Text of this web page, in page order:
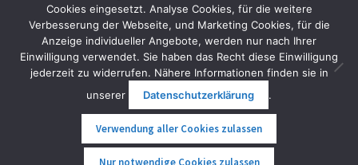
© FunShop Wien - Hochqualitative Elektromobilität 2026
Datenschutzerklärung
Erstellt mit WooCommerce
Cookies eingesetzt. Analyse Cookies, für die weitere
Verbesserung der Webseite, und Marketing Cookies, für die
Anzeige individueller Angebote, werden nur nach Ihrer
Einwilligung verwendet. Sie haben das Recht diese Einwilligung
jederzeit zu widerrufen. Nähere Informationen finden sie in
unserer
Datenschutzerklärung .
Verwendung aller Cookies zulassen
Nur notwendige Cookies zulassen